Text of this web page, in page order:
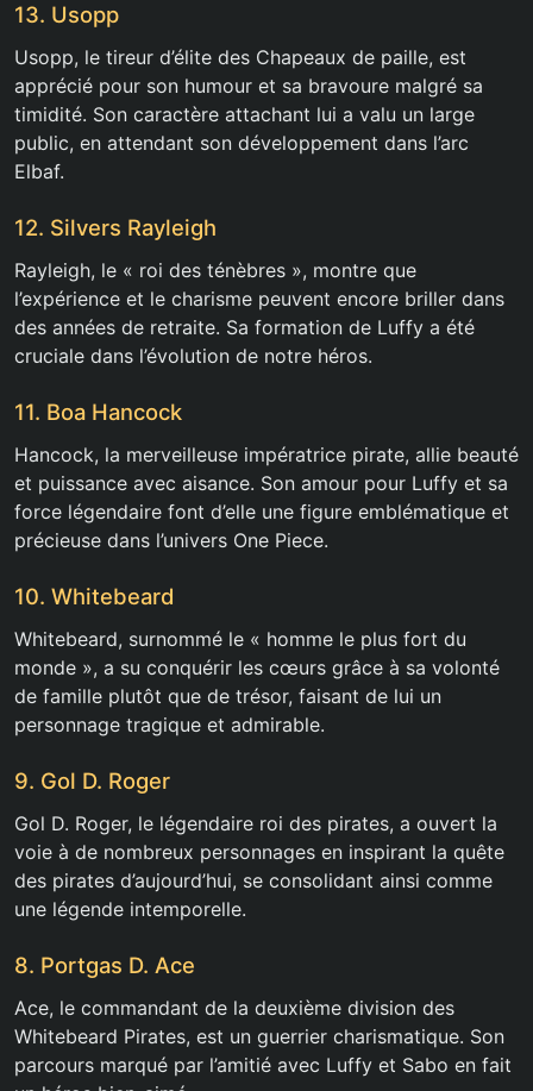
13. Usopp
Usopp, le tireur d’élite des Chapeaux de paille, est
apprécié pour son humour et sa bravoure malgré sa
timidité. Son caractère attachant lui a valu un large
public, en attendant son développement dans l’arc
Elbaf.
12. Silvers Rayleigh
Rayleigh, le « roi des ténèbres », montre que
l’expérience et le charisme peuvent encore briller dans
des années de retraite. Sa formation de Luffy a été
cruciale dans l’évolution de notre héros.
11. Boa Hancock
Hancock, la merveilleuse impératrice pirate, allie beauté
et puissance avec aisance. Son amour pour Luffy et sa
force légendaire font d’elle une figure emblématique et
précieuse dans l’univers One Piece.
10. Whitebeard
Whitebeard, surnommé le « homme le plus fort du
monde », a su conquérir les cœurs grâce à sa volonté
de famille plutôt que de trésor, faisant de lui un
personnage tragique et admirable.
9. Gol D. Roger
Gol D. Roger, le légendaire roi des pirates, a ouvert la
voie à de nombreux personnages en inspirant la quête
des pirates d’aujourd’hui, se consolidant ainsi comme
une légende intemporelle.
8. Portgas D. Ace
Ace, le commandant de la deuxième division des
Whitebeard Pirates, est un guerrier charismatique. Son
parcours marqué par l’amitié avec Luffy et Sabo en fait